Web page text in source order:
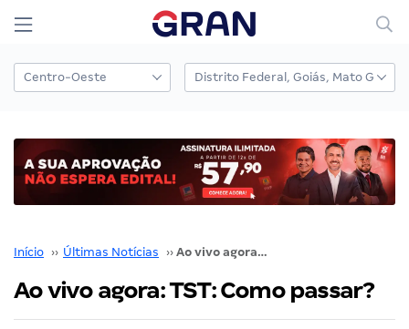
Início ›› Últimas Notícias ›› Ao vivo agora: TST: Como passar?
Ao vivo agora: TST: Como passar?